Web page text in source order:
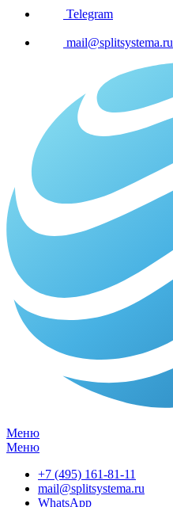
Telegram
mail@splitsystema.ru
Меню
Меню
+7 (495) 161-81-11
mail@splitsystema.ru
WhatsApp